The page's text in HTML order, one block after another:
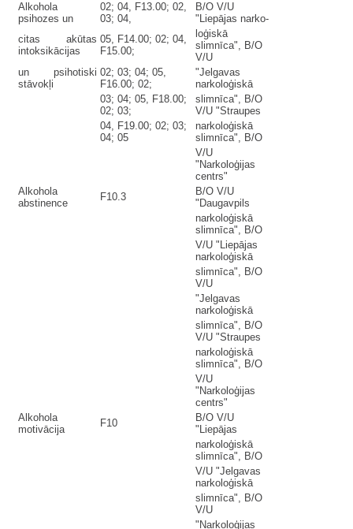
Alkohola
psihozes un
02; 04, F13.00; 02,
03; 04,
B/O V/U
"Liepājas narko-
citas akūtas
intoksikācijas
05, F14.00; 02; 04,
F15.00;
loģiskā
slimnīca", B/O
V/U
un psihotiski
stāvokļi
02; 03; 04; 05,
F16.00; 02;
"Jelgavas
narkoloģiskā
03; 04; 05, F18.00;
02; 03;
slimnīca", B/O
V/U "Straupes
04, F19.00; 02; 03;
04; 05
narkoloģiskā
slimnīca", B/O
V/U
"Narkoloģijas
centrs"
Alkohola
abstinence
F10.3
B/O V/U
"Daugavpils
narkoloģiskā
slimnīca", B/O
V/U "Liepājas
narkoloģiskā
slimnīca", B/O
V/U
"Jelgavas
narkoloģiskā
slimnīca", B/O
V/U "Straupes
narkoloģiskā
slimnīca", B/O
V/U
"Narkoloģijas
centrs"
Alkohola
motivācija
F10
B/O V/U
"Liepājas
narkoloģiskā
slimnīca", B/O
V/U "Jelgavas
narkoloģiskā
slimnīca", B/O
V/U
"Narkoloģijas